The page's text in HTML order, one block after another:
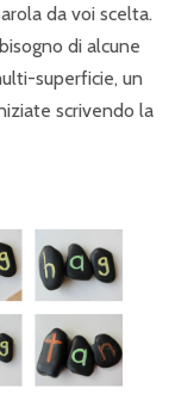
da voi scelta.
di alcune
superficie, un
scrivendo la